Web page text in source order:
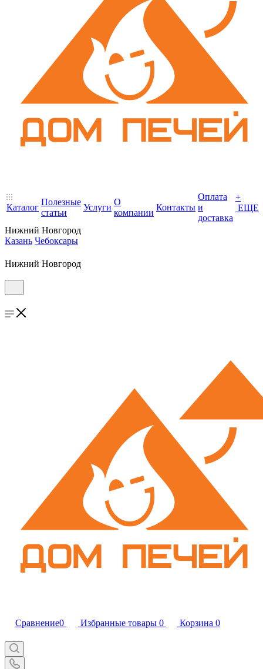
Каталог
Полезные
статьи
Услуги
О
компании
Контакты
Оплата
и
доставка
+
ЕЩЕ
Нижний Новгород
Казань Чебоксары
Нижний Новгород
Сравнение0 Избранные товары 0 Корзина 0